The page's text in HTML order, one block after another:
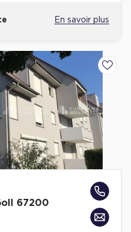
En savoir plus
67200